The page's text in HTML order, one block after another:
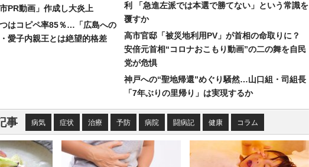
PR動画」作成し大炎上
はコピペ率85％…「広島への
愛子内親王とは絶望的格差
利 「急進左派では本選で勝てない」という常識を
覆すか
高市官邸「被災地利用PV」が首相の命取りに？
安倍元首相“コロナおこもり動画”の二の舞を自民
党が危惧
神戸への“聖地帰還”めぐり騒然…山口組・司組長
「7年ぶりの里帰り」は実現するか
事 病気 症状 治療 予防 病院 闘病記 健康 コラム